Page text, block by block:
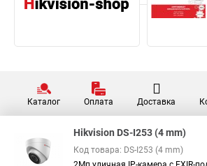
Каталог Оплата Доставка
Hikvision DS-I253 (4 mm)
Код товара: DS-I253 (4 mm)